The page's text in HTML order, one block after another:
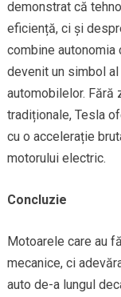
demonstrat că
eficiență, ci și
combine autonomia
devenit un simbol
automobilelor. Fără
tradiționale, Tesla
cu o accelerație
motorului electric.
Concluzie
Motoarele care au
mecanice, ci
auto de-a lungul